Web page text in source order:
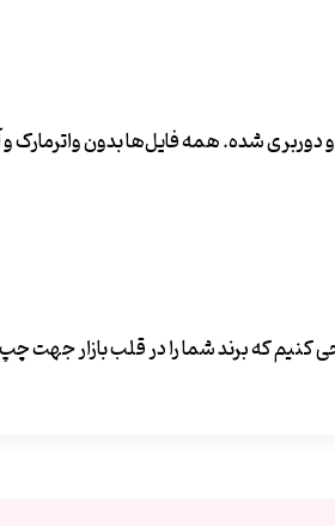
که برند شما را در قلب بازار جهت چپ